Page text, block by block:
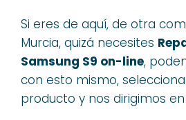
Si eres de aquí, de otra
Murcia, quizá necesites
Samsung S9 on-line,
con esto mismo,
producto y nos dirigimos